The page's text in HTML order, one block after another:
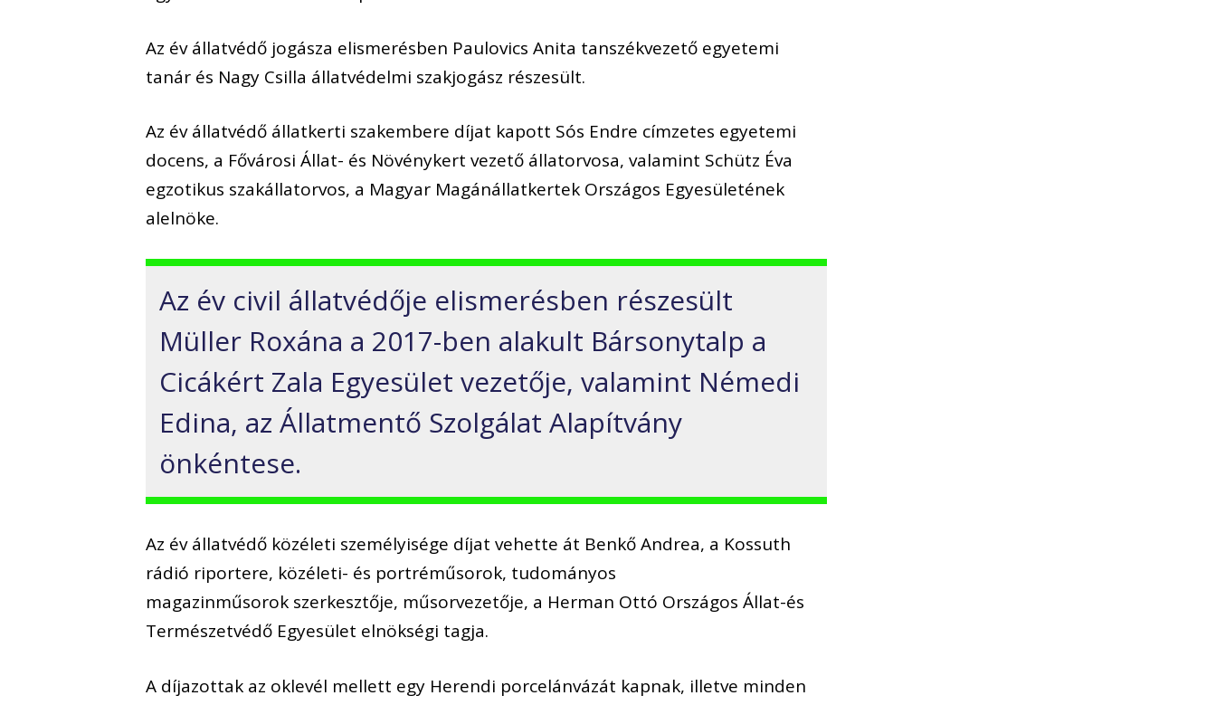
Az év állatvédő jogásza elismerésben Paulovics Anita tanszékvezető egyetemi
tanár és Nagy Csilla állatvédelmi szakjogász részesült.
Az év állatvédő állatkerti szakembere díjat kapott Sós Endre címzetes egyetemi
docens, a Fővárosi Állat- és Növénykert vezető állatorvosa, valamint Schütz Éva
egzotikus szakállatorvos, a Magyar Magánállatkertek Országos Egyesületének
alelnöke.
Az év civil állatvédője elismerésben részesült
Müller Roxána a 2017-ben alakult Bársonytalp a
Cicákért Zala Egyesület vezetője, valamint Némedi
Edina, az Állatmentő Szolgálat Alapítvány
önkéntese.
Az év állatvédő közéleti személyisége díjat vehette át Benkő Andrea, a Kossuth
rádió riportere, közéleti- és portréműsorok, tudományos
magazinműsorok szerkesztője, műsorvezetője, a Herman Ottó Országos Állat-és
Természetvédő Egyesület elnökségi tagja.
A díjazottak az oklevél mellett egy Herendi porcelánvázát kapnak, illetve minden